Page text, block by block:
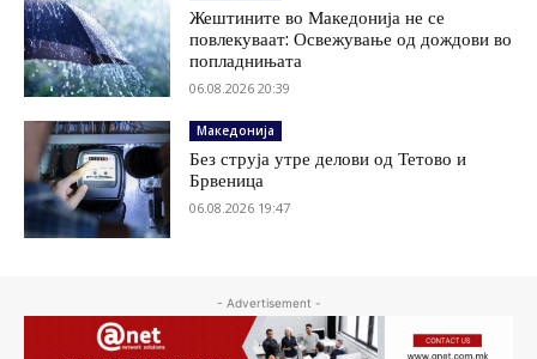
Жештините во Македонија не се
повлекуваат: Освежување од дождови во
попладнињата
06.08.2026 20:39
Македонија
Без струја утре делови од Тетово и
Брвеница
06.08.2026 19:47
- Advertisement -